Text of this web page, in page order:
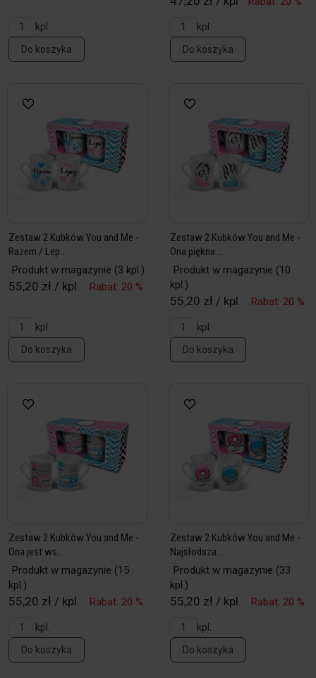
kpl
Do koszyka
kpl
Do koszyka
Zestaw 2 Kubków You and Me -
Razem / Lep...
Produkt w magazynie (3 kpl.)
55,20 zł / kpl. Rabat: 20 %
kpl.
Do koszyka
Zestaw 2 Kubków You and Me -
Ona piękna ...
Produkt w magazynie (10
kpl.)
55,20 zł / kpl.
Rabat: 20 %
kpl.
Do koszyka
Zestaw 2 Kubków You and Me -
Ona jest ws...
Produkt w magazynie (15
kpl.)
55,20 zł / kpl.
Rabat: 20 %
kpl.
Do koszyka
Zestaw 2 Kubków You and Me -
Najsłodsza ...
Produkt w magazynie (33
kpl.)
55,20 zł / kpl.
Rabat: 20 %
kpl.
Do koszyka